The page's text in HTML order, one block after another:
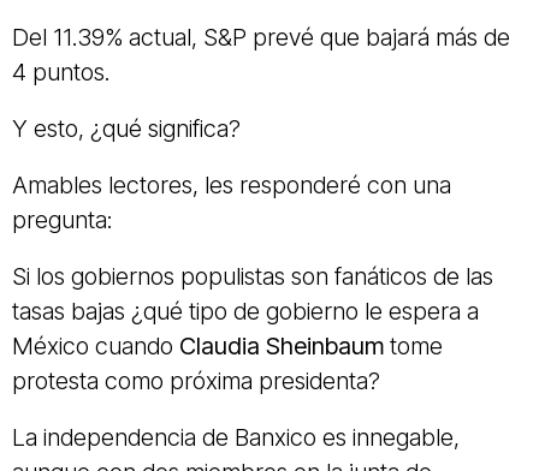
Del 11.39% actual, S&P prevé que bajará más de
4 puntos.
Y esto, ¿qué significa?
Amables lectores, les responderé con una
pregunta:
Si los gobiernos populistas son fanáticos de las
tasas bajas ¿qué tipo de gobierno le espera a
México cuando Claudia Sheinbaum tome
protesta como próxima presidenta?
La independencia de Banxico es innegable,